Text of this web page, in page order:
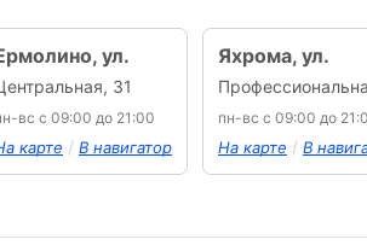
ул.
31
вс с 09:00 до 21:00
карте / В навигатор
Яхрома, ул.
пн-вс с 09:00 до
На карте / В